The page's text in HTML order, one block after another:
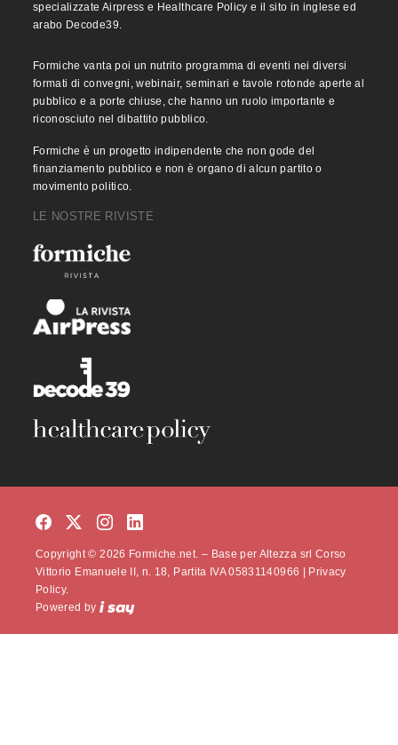
specializzate Airpress e Healthcare Policy e il sito in inglese ed
arabo Decode39.
Formiche vanta poi un nutrito programma di eventi nei diversi
formati di convegni, webinair, seminari e tavole rotonde aperte al
pubblico e a porte chiuse, che hanno un ruolo importante e
riconosciuto nel dibattito pubblico.
Formiche è un progetto indipendente che non gode del
finanziamento pubblico e non è organo di alcun partito o
movimento politico.
LE NOSTRE RIVISTE
Copyright © 2026 Formiche.net. – Base per Altezza srl Corso
Vittorio Emanuele II, n. 18, Partita IVA 05831140966 |
Privacy
Policy.
Powered by